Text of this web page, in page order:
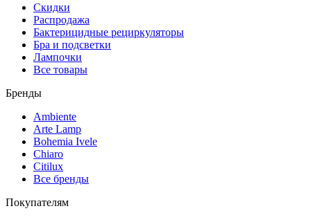
Скидки
Распродажа
Бактерицидные рециркуляторы
Бра и подсветки
Лампочки
Все товары
Бренды
Ambiente
Arte Lamp
Bohemia Ivele
Chiaro
Citilux
Все бренды
Покупателям